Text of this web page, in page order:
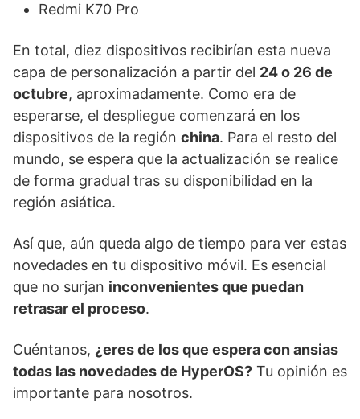
Redmi K70 Pro
En total, diez dispositivos recibirían esta nueva
capa de personalización a partir del 24 o 26 de
octubre, aproximadamente. Como era de
esperarse, el despliegue comenzará en los
dispositivos de la región china. Para el resto del
mundo, se espera que la actualización se realice
de forma gradual tras su disponibilidad en la
región asiática.
Así que, aún queda algo de tiempo para ver estas
novedades en tu dispositivo móvil. Es esencial
que no surjan inconvenientes que puedan
retrasar el proceso.
Cuéntanos, ¿eres de los que espera con ansias
todas las novedades de HyperOS? Tu opinión es
importante para nosotros.